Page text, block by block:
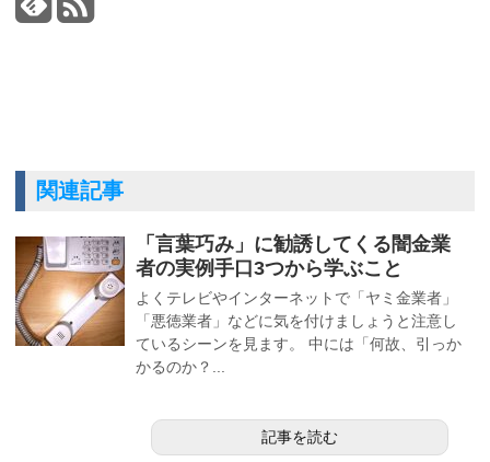
関連記事
「言葉巧み」に勧誘してくる闇金業
者の実例手口3つから学ぶこと
よくテレビやインターネットで「ヤミ金業者」
「悪徳業者」などに気を付けましょうと注意し
ているシーンを見ます。 中には「何故、引っか
かるのか？...
記事を読む